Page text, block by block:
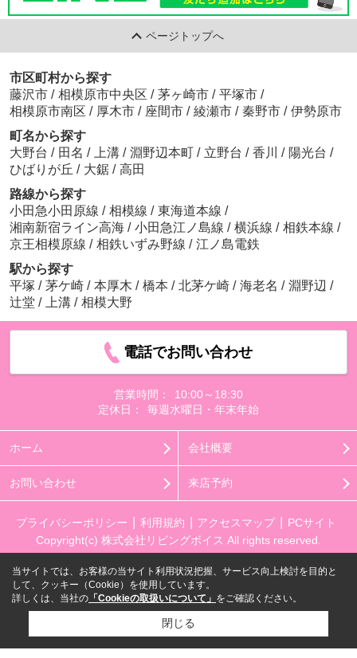
ページトップへ
市区町村から探す
藤沢市 / 相模原市中央区 / 茅ヶ崎市 / 平塚市 /
相模原市南区 / 厚木市 / 座間市 / 綾瀬市 / 秦野市 / 伊勢原市
町名から探す
大野台 / 田名 / 上溝 / 淵野辺本町 / 立野台 / 香川 / 陽光台 /
ひばりが丘 / 大鋸 / 高田
路線から探す
小田急小田原線 / 相模線 / 東海道本線 /
湘南新宿ライン高海 / 小田急江ノ島線 / 横浜線 / 相鉄本線 /
京王相模原線 / 相鉄いずみ野線 / 江ノ島電鉄
駅から探す
平塚 / 茅ケ崎 / 本厚木 / 橋本 / 北茅ケ崎 / 海老名 / 淵野辺 /
辻堂 / 上溝 / 相模大野
電話でお問い合わせ
営業時間：
10:00～18:30
定休日：
毎週水曜日・年末年始
ホーム 会社概要
お問い合わせ 来店予約
プライバシーポリシー 利用規約 アクセスマップ
PCサイト
Copyright(c) 株式会社リビングボイス All rights reserved.
当サイトでは、お客様の当サイト利用状況把握、サービス向上検討を目的と
して、クッキー（Cookie）を使用しています。
詳しくは、当社の 「Cookieの取扱いについて」 をご確認ください。
閉じる